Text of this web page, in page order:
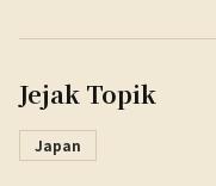
Jejak Topik
Japan